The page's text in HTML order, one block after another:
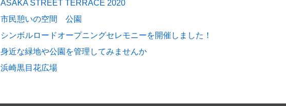
ASAKA STREET TERRACE 2020
市民憩いの空間 公園
シンボルロードオープニングセレモニーを開催しました！
身近な緑地や公園を管理してみませんか
浜崎黒目花広場